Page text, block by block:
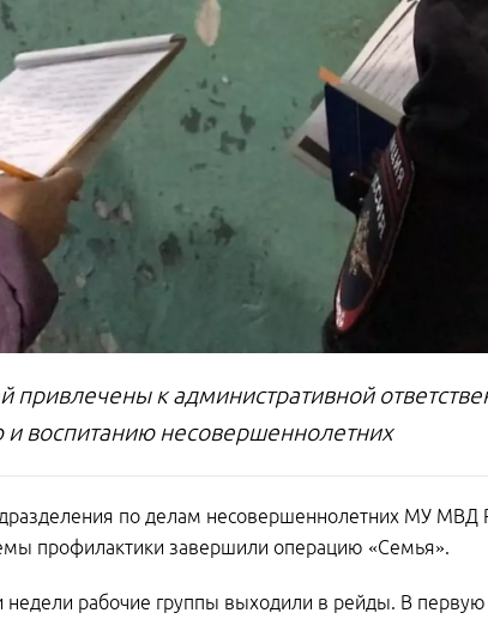
привлечены к административной
воспитанию несовершеннолетних
по делам несовершеннолетних МУ МВД
профилактики завершили операцию «Семья».
недели рабочие группы выходили в рейды. В